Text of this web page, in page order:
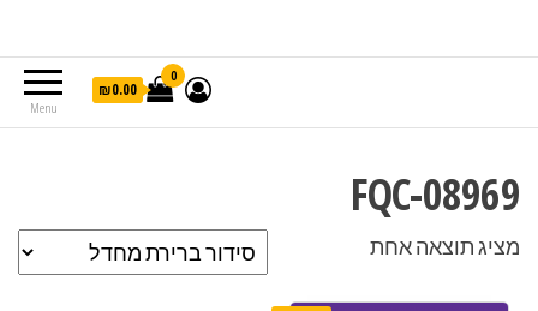
Menu
0
₪0.00
FQC-08969
מציג תוצאה אחת